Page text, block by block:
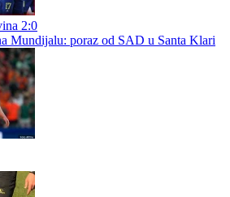
srušio Hrvatsku i izborio osminu
i zakazala osminu finala